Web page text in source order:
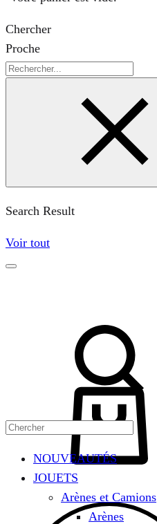
Chercher
Proche
Chercher
Search Result
Voir tout
NOUVEAUTÉS
JOUETS
Arènes et Camions
Arènes